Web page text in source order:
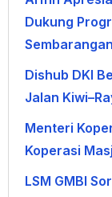
Dukung
Sembarangan
Dishub DKI
Jalan
Menteri
Koperasi
LSM GMBI